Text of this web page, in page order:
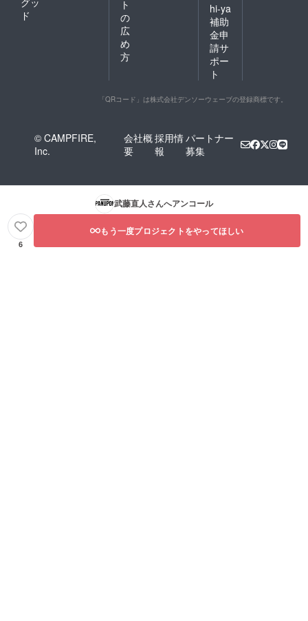
ド
ト
の
広
め
方
hi-ya
補助
金申
請サ
ポー
ト
「QRコード」は株式会社デンソーウェーブの登録商標です。
© CAMPFIRE,
Inc.
会社概
要
採用情
報
パートナー
募集
武藤直人さんへアンコール
6
もう一度プロジェクトをやってほしい